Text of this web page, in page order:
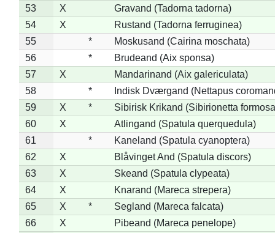
53
X
Gravand (Tadorna tadorna)
54
X
Rustand (Tadorna ferruginea)
55
*
Moskusand (Cairina moschata)
56
*
Brudeand (Aix sponsa)
57
X
Mandarinand (Aix galericulata)
58
*
Indisk Dværgand (Nettapus
59
X *
Sibirisk Krikand (Sibirionetta
60
X
Atlingand (Spatula querquedula)
61
*
Kaneland (Spatula cyanoptera)
62
X
Blåvinget And (Spatula discors)
63
X
Skeand (Spatula clypeata)
64
X
Knarand (Mareca strepera)
65
X *
Segland (Mareca falcata)
66
X
Pibeand (Mareca penelope)